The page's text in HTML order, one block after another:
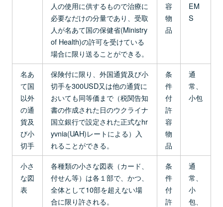
人の使用に供するもので治療に
必要なだけの分量であり、受取
人が名あて国の保健省(Ministry
of Health)の許可を受けている
場合に限り送ることができる。
容
物
品
EM
S
名あ
て国
以外
の通
貨及
び小
切手
保険付に限り、外国通貨及び小
切手を300USD又は他の通貨に
おいても同等価まで（税関告知
書の作成された日のウクライナ
国立銀行で設定された正式なhr
yvnia(UAH)レートによる）入
れることができる。
条
件
付
許
容
物
品
通
常、
小包
小さ
な図
表
各種類の小さな図表（カード、
付せん等）は各１部で、かつ、
全体として10部を超えない場
合に限り許される。
条
件
付
許
通
常、
小
包、